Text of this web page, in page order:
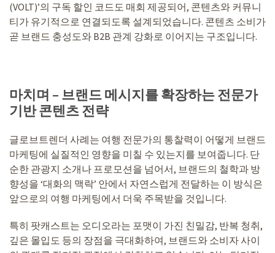
(VOLT)’의 구독 할인 코드도 매회 제공되어, 콘텐츠와 커뮤니
티가 유기적으로 연결되도록 설계되었습니다. 콘텐츠 소비가
곧 브랜드 충성도와 B2B 관계 강화로 이어지는 구조입니다.
마치며 – 브랜드 메시지를 확장하는 전문가
기반 콘텐츠 전략
글로브트렌더 사례는 여행 전문가의 통찰력이 어떻게 브랜드
마케팅에 실질적인 영향을 미칠 수 있는지를 보여줍니다. 단
순한 관광지 소개나 프로모션을 넘어서, 브랜드의 철학과 방
향성을 ‘대화의 맥락’ 안에서 자연스럽게 전달하는 이 방식은
앞으로의 여행 마케팅에서 더욱 주목받을 것입니다.
특히 팟캐스트는 오디오라는 포맷이 가진 친밀감, 반복 청취,
깊은 몰입도 등의 장점을 극대화하여, 브랜드와 소비자 사이